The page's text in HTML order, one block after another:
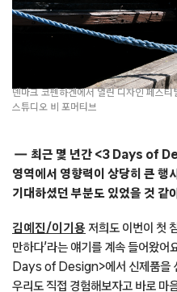
덴마크 코펜하겐에서 열린 디자인 페
스튜디오 비 포머티브
최근 몇 년간 <3 Days of
영역에서 영향력이 상당히 큰 행
기대하셨던 부분도 있었을 것 같
김예진/이기용 저희도 이번이 첫
만하다’라는 얘기를 계속 들어왔
Days of Design>에서 신제품을
우리도 직접 경험해보자고 바로 마